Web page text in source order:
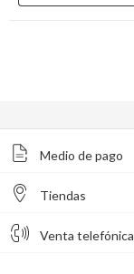
Medio de pago
Tiendas
Venta telefónica